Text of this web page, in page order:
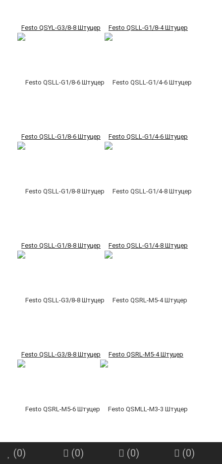
Festo QSYL-G3/8-8 Штуцер Festo QSLL-G1/8-4 Штуцер
Festo QSLL-G1/8-6 Штуцер Festo QSLL-G1/4-6 Штуцер
Festo QSLL-G1/8-8 Штуцер Festo QSLL-G1/4-8 Штуцер
Festo QSLL-G3/8-8 Штуцер Festo QSRL-M5-4 Штуцер
(0) (0) (0) (0)